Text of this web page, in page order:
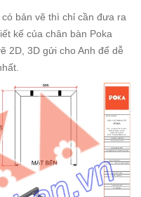
bản vẽ thì chỉ cần đưa ra
kế của chân bàn Poka
2D, 3D gửi cho Anh để dễ